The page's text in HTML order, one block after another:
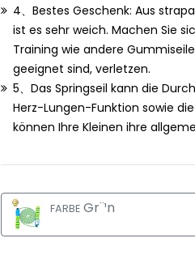
4、Bestes Geschenk: Aus
ist es sehr weich. Machen Sie
Training wie andere
geeignet sind, verletzen.
5、Das Springseil kann die
Herz-Lungen-Funktion sowie
können Ihre Kleinen ihre
FARBE Gr¨¹n